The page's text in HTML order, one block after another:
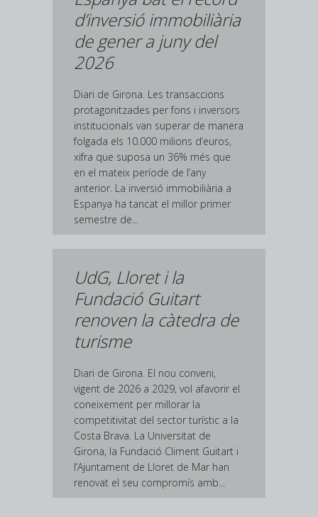
d’inversió immobiliària
de gener a juny del
2026
Diari de Girona. Les transaccions
protagonitzades per fons i inversors
institucionals van superar de manera
folgada els 10.000 milions d’euros,
xifra que suposa un 36% més que
en el mateix període de l’any
anterior. La inversió immobiliària a
Espanya ha tancat el millor primer
semestre de...
UdG, Lloret i la
Fundació Guitart
renoven la càtedra de
turisme
Diari de Girona. El nou conveni,
vigent de 2026 a 2029, vol afavorir el
coneixement per millorar la
competitivitat del sector turístic a la
Costa Brava. La Universitat de
Girona, la Fundació Climent Guitart i
l’Ajuntament de Lloret de Mar han
renovat el seu compromís amb...